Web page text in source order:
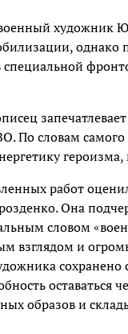
художник
однако
специальной
По словам
работ
Она
словом
взглядом и
сохранено
образов и